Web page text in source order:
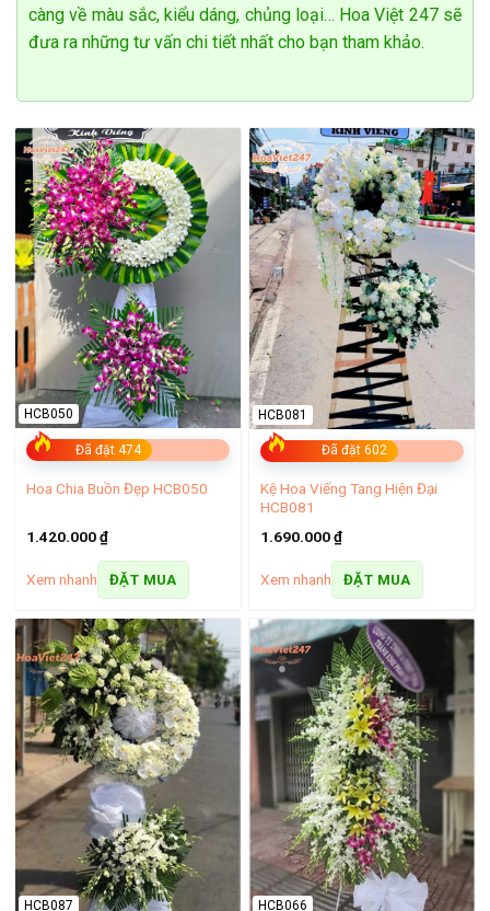
Kệ hoa khai trương Phú Nhuận
Mỗi mẫu hoa là một thông điệp về khởi đầu mới, đầy hứng
khởi và niềm tin vào tương lai phát triển. Đặc biệt, lẵng hoa
khai trương quận Phú Nhuận luôn chú trọng cải tiến và cập
nhật những thiết kếhoa khai trươngtheo xu hướng mới
nhất, từ kiểu dáng hiện đại đến màu sắc đa dạng, mang lại
sự lựa chọn phong phú, phù hợp với mọi sở thích và nhu cầu
của khách hàng.
– Xem thêm:
Shop hoa tươi TPHCM Giá Rẻ Uy tín Giao Nhanh Tận Nơi
càng về màu sắc, kiểu dáng, chủng loại… Hoa Việt 247 sẽ
đưa ra những tư vấn chi tiết nhất cho bạn tham khảo.
Đã đặt 474
HCB050
Hoa Chia Buồn Đẹp HCB050
1.420.000₫
Xem nhanh ĐẶT MUA
Đã đặt 602
HCB081
Kệ Hoa Viếng Tang Hiện Đại
HCB081
1.690.000₫
Xem nhanh ĐẶT MUA
HCB087 HCB066